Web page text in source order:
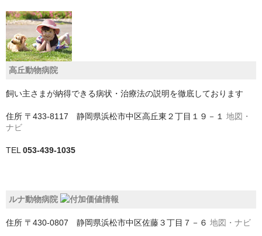
神戸市以外
千葉県
八街市
匝瑳市
千葉市
高丘動物病院
飼い主さまが納得できる病状・治療法の説明を徹底しております
住所 〒433-8117 静岡県浜松市中区高丘東２丁目１９－１ 地図・
ナビ
TEL 053-439-1035
ルナ動物病院
住所 〒430-0807 静岡県浜松市中区佐藤３丁目７－６ 地図・ナビ